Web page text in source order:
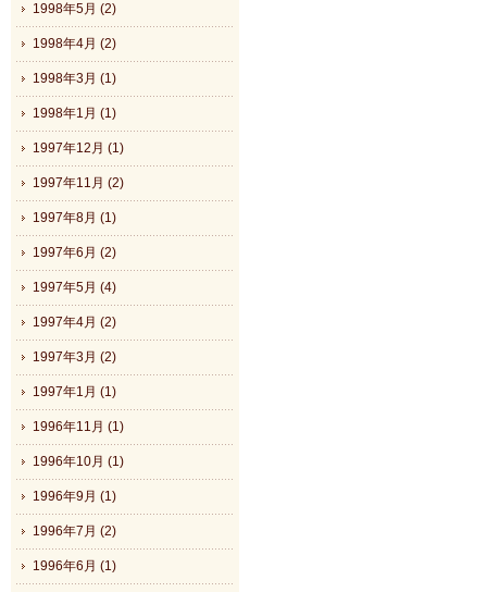
1998年5月 (2)
1998年4月 (2)
1998年3月 (1)
1998年1月 (1)
1997年12月 (1)
1997年11月 (2)
1997年8月 (1)
1997年6月 (2)
1997年5月 (4)
1997年4月 (2)
1997年3月 (2)
1997年1月 (1)
1996年11月 (1)
1996年10月 (1)
1996年9月 (1)
1996年7月 (2)
1996年6月 (1)